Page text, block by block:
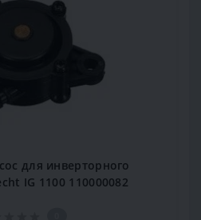
для инверторного
IG 1100 110000082